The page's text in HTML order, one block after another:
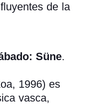
de la
Süne.
1996) es
vasca,